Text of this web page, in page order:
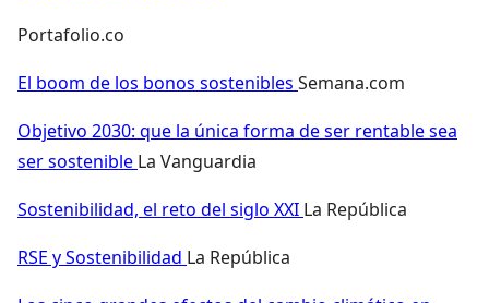
Portafolio.co
El boom de los bonos sostenibles Semana.com
Objetivo 2030: que la única forma de ser rentable sea
ser sostenible La Vanguardia
Sostenibilidad, el reto del siglo XXI La República
RSE y Sostenibilidad La República